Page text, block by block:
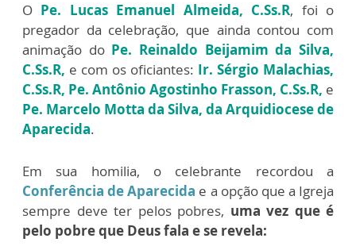
O Pe. Lucas Emanuel Almeida, C.Ss.R, foi o
pregador da celebração, que ainda contou com
animação do Pe. Reinaldo Beijamim da Silva,
C.Ss.R, e com os oficiantes: Ir. Sérgio Malachias,
C.Ss.R, Pe. Antônio Agostinho Frasson, C.Ss.R, e
Pe. Marcelo Motta da Silva, da Arquidiocese de
Aparecida.
Em sua homilia, o celebrante recordou a
Conferência de Aparecida e a opção que a Igreja
sempre deve ter pelos pobres, uma vez que é
pelo pobre que Deus fala e se revela: